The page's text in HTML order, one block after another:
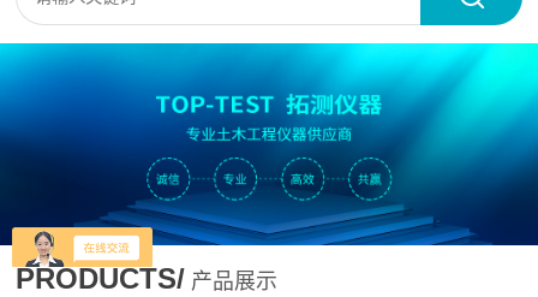
PRODUCTS/ 产品展示